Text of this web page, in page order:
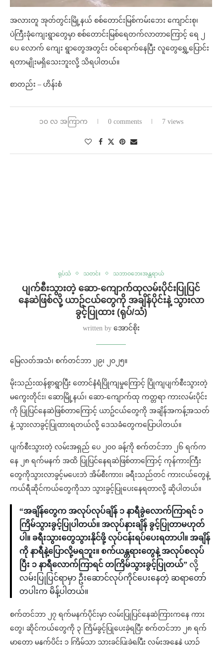
အလားတူ အုတ်တွင်းမြို့နယ် စစ်တောင်းမြစ်ကမ်းဘေး ကျောင်းစု၊
ပဲကြီးခုံကျေးရွာတွေမှာ စစ်တောင်းမြစ်ရေတက်လာတာကြောင့် ရေ ၂
ပေ လောက် ကျေး ရွာတွေအတွင်း ဝင်ရောက်နေပြီး လူတွေရွှေ့ပြောင်း
ရတာမျိုးမရှိသေးဘူးလို့ သိရပါတယ်။
စာတည်း – ဟိန်းစံ
၁၀ လ အကြာက 0 comments 7 views
ရုပ်သံ သတင်း သဘာဝဘေးအန္တရာယ်
ပျက်စီးသွားတဲ့ ဆော-ကျောက်ထုလမ်းပိုင်းပြုပြင်
နေဆဲဖြစ်လို့ ယာဥ်ငယ်တွေကို အချိန်ပိုင်းနဲ့ သွားလာ
ခွင့်ပြုထား (ရုပ်/သံ)
written by အောင်စိုး
မြေလတ်အသံ၊ စက်တင်ဘာ ၂၉၊ ၂၀၂၅။
မိုးသည်းထန်စွာရွာပြီး တောင်နံရံပြိုကျမှုကြောင့် ပြိုကျပျက်စီးသွားတဲ့
မကွေးတိုင်း၊ ဆောမြို့နယ်၊ ဆော-ကျောက်ထု ကတ္တရာ ကားလမ်းပိုင်း
ကို ပြုပြင်နေဆဲဖြစ်တာကြောင့် ယာဥ်ငယ်တွေကို အချိန်အကန့်အသတ်
နဲ့ သွားလာခွင့်ပြုထားရတယ်လို့ ဒေသခံတွေကပြောပါတယ်။
ပျက်စီးသွားတဲ့ လမ်းအရှည် ပေ ၂၀၀ ခန့်ကို စက်တင်ဘာ ၂၆ ရက်က
နေ ၂၈ ရက်မနက် အထိ ပြုပြင်နေရဆဲဖြစ်တာကြောင့် ကုန်ကားကြီး
တွေကိုသွားလာခွင့်မပေးဘဲ အိမ်စီးကား၊ ခရီးသည်တင် ကားငယ်တွေနဲ့
ကယ်ရီဆိုင်ကယ်တွေကိုသာ သွားခွင့်ပြုပေးနေရတာလို့ ဆိုပါတယ်။
“အချိန်တွေက အလုပ်လုပ်ချိန် ၁ နာရီခွဲလောက်ကြာရင် ၁
ကြိမ်သွားခွင့်ပြုပါတယ်။ အလုပ်နားချိန် ခွင့်ပြုတာမဟုတ်
ပါ။ ခရီးသွားတွေသွားနိုင်ဖို့ လုပ်ငန်းရပ်ပေးရတာပါ။ အချိန်
ကို နာရီနဲ့ပြောလို့မရဘူး။ စက်ယန္တရားတွေနဲ့ အလုပ်စလုပ်
ပြီး ၁ နာရီလောက်ကြာရင် တကြိမ်သွားခွင့်ပြုတယ်” လို့
လမ်းပြုပြင်ရာမှာ ဦးဆောင်လုပ်ကိုင်ပေးနေတဲ့ ဆရာတော်
တပါးက မိန့်ပါတယ်။
စက်တင်ဘာ ၂၇ ရက်မနက်ပိုင်းမှာ လမ်းပြုပြင်နေဆဲကြားကနေ ကား
တွေ၊ ဆိုင်ကယ်တွေကို ၃ ကြိမ်ခွင့်ပြုပေးခဲ့ရပြီး စက်တင်ဘာ ၂၈ ရက်
မှာတော့ မနက်ပိုင်း ၁ ကြိမ်သာ သွားခွင့်ပြုခဲ့ရပြီး လမ်းအနေနဲ့ ယာဥ်